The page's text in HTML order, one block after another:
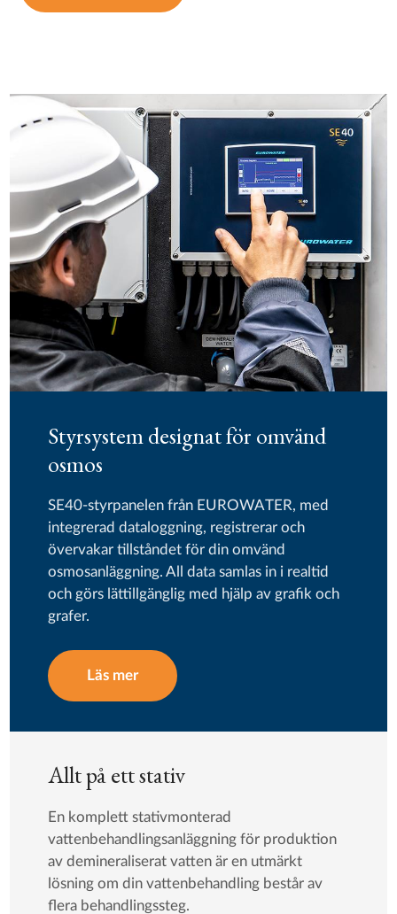
Styrsystem designat för omvänd
osmos
SE40-styrpanelen från EUROWATER, med
integrerad dataloggning, registrerar och
övervakar tillståndet för din omvänd
osmosanläggning. All data samlas in i realtid
och görs lättillgänglig med hjälp av grafik och
grafer.
Läs mer
Allt på ett stativ
En komplett stativmonterad
vattenbehandlingsanläggning för produktion
av demineraliserat vatten är en utmärkt
lösning om din vattenbehandling består av
flera behandlingssteg.